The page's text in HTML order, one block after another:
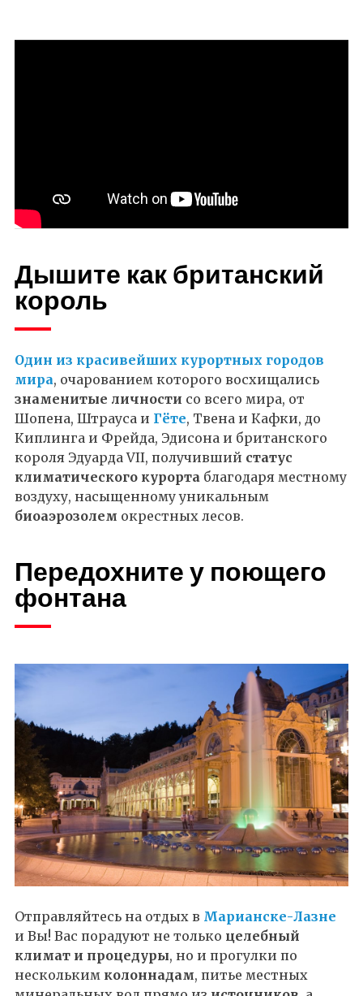
Дышите как британский
король
Один из красивейших курортных городов
мира, очарованием которого восхищались
знаменитые личности со всего мира, от
Шопена, Штрауса и Гёте, Твена и Кафки, до
Киплинга и Фрейда, Эдисона и британского
короля Эдуарда VII, получивший статус
климатического курорта благодаря местному
воздуху, насыщенному уникальным
биоаэрозолем окрестных лесов.
Передохните у поющего
фонтана
Отправляйтесь на отдых в Марианске-Лазне
и Вы! Вас порадуют не только целебный
климат и процедуры, но и прогулки по
нескольким колоннадам, питье местных